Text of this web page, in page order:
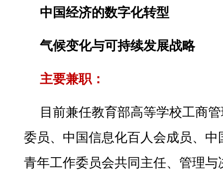
中国经济的数字化转型
气候变化与可持续发展战略
主要兼职：
目前兼任教育部高等学校工商
委员、中国信息化百人会成员、
青年工作委员会共同主任、管理